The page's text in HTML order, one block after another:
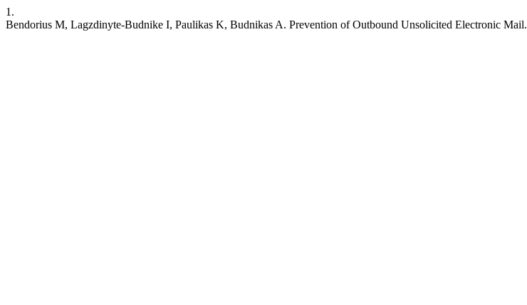
1.
Bendorius M, Lagzdinyte-Budnike I, Paulikas K, Budnikas A. Prevention of Outbound Unsolicited Electronic Mail.